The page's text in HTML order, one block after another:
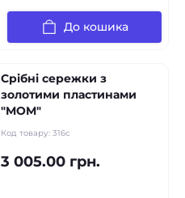
До кошика
Срібні сережки з
золотими пластинами
"MOM"
Код товару: 316с
3 005.00 грн.